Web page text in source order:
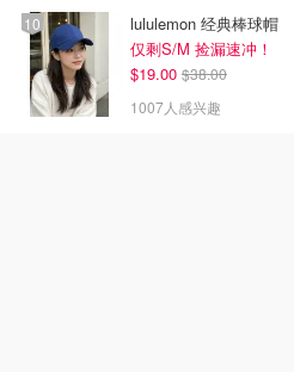
lululemon 经典棒球帽
仅剩S/M 捡漏速冲！
$19.00 $38.00
1007人感兴趣